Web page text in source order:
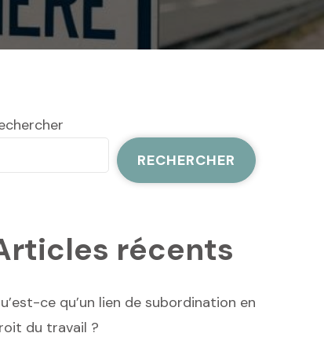
RECHERCHER
récents
ce qu’un lien de subordination en
du travail ?